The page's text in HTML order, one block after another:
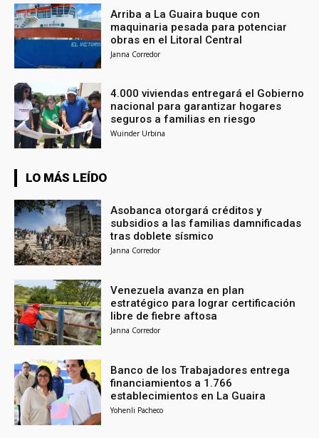
Arriba a La Guaira buque con
maquinaria pesada para potenciar
obras en el Litoral Central
Janna Corredor
4.000 viviendas entregará el Gobierno
nacional para garantizar hogares
seguros a familias en riesgo
Wuinder Urbina
LO MÁS LEÍDO
Asobanca otorgará créditos y
subsidios a las familias damnificadas
tras doblete sísmico
Janna Corredor
Venezuela avanza en plan
estratégico para lograr certificación
libre de fiebre aftosa
Janna Corredor
Banco de los Trabajadores entrega
financiamientos a 1.766
establecimientos en La Guaira
Yohenli Pacheco